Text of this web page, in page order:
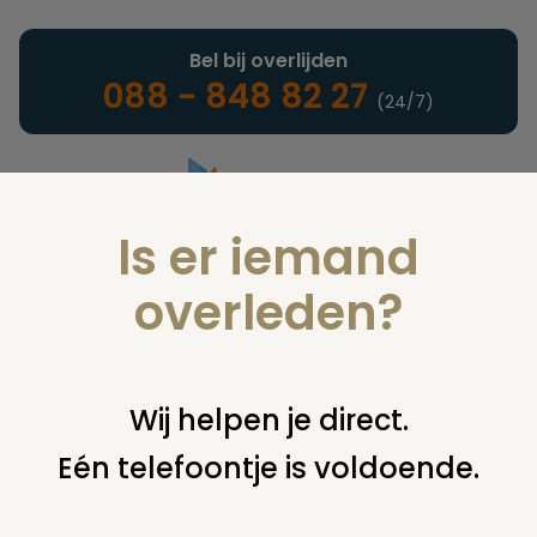
Landelijke uitvaartonderneming
Bel bij overlijden
088 - 848 82 27 (24/7)
U bent hier: home infotheek artikelen & rapporten de
de noormannen
Is er iemand
overleden?
Wij helpen je direct.
Eén telefoontje is voldoende.